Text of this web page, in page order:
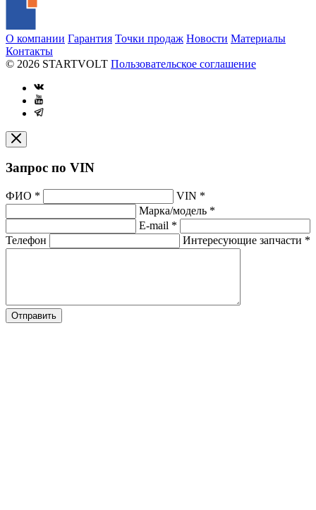
О компании Гарантия Точки продаж Новости Материалы
Контакты
© 2026 STARTVOLT Пользовательское соглашение
Запрос по VIN
ФИО * VIN *
Марка/модель *
E-mail *
Телефон
Интересующие запчасти *